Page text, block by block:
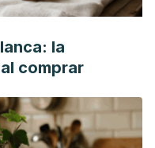
la
comprar